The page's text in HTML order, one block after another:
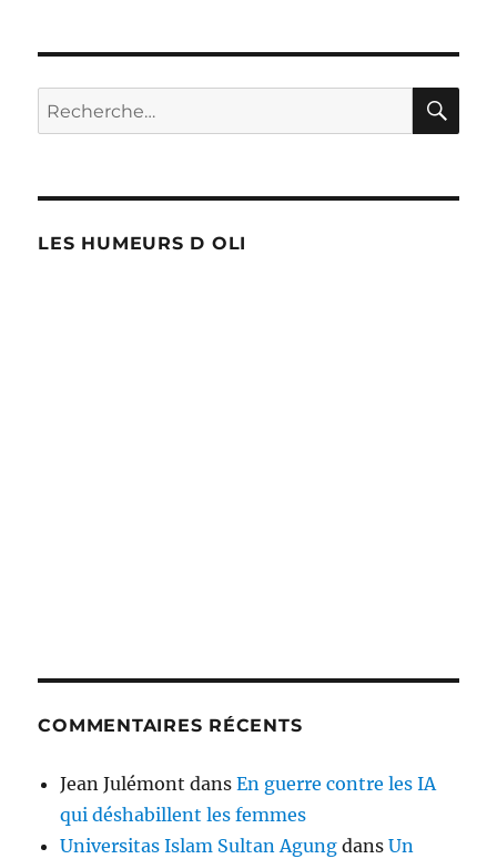
Recherche
pour :
LES HUMEURS D OLI
COMMENTAIRES RÉCENTS
Jean Julémont dansEn guerre contre les IA
qui déshabillent les femmes
Universitas Islam Sultan Agung dansUn